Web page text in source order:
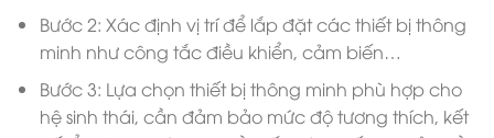
Bước 2: Xác định vị trí để lắp đặt các thiết bị thông
minh như công tắc điều khiển, cảm biến…
Bước 3: Lựa chọn thiết bị thông minh phù hợp cho
hệ sinh thái, cần đảm bảo mức độ tương thích, kết